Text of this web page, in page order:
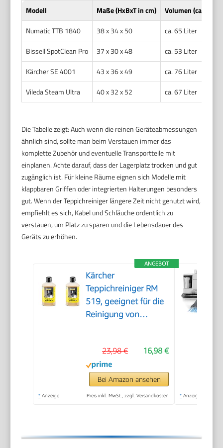
Modell Maße (HxBxT in cm) Volumen (ca.)
Numatic TTB 1840
38 x 34 x 50 ca. 65 Liter
Bissell SpotClean Pro
37 x 30 x 48 ca. 53 Liter
Kärcher SE 4001
43 x 36 x 49 ca. 76 Liter
Vileda Steam Ultra
40 x 32 x 52 ca. 67 Liter
Die Tabelle zeigt: Auch wenn die reinen Geräteabmessungen
ähnlich sind, sollte man beim Verstauen immer das
komplette Zubehör und eventuelle Transportteile mit
einplanen. Achte darauf, dass der Lagerplatz trocken und gut
zugänglich ist. Für kleine Räume eignen sich Modelle mit
klappbaren Griffen oder integrierten Halterungen besonders
gut. Wenn der Teppichreiniger längere Zeit nicht genutzt wird,
empfiehlt es sich, Kabel und Schläuche ordentlich zu
verstauen, um Platz zu sparen und die Lebensdauer des
Geräts zu erhöhen.
ANGEBOT
Kärcher
Teppichreiniger RM
519, geeignet für die
Reinigung von
etc., 1l Konzentrat
ergeben verdünnt 40l
Reinigungsmittel
(Packung mit 2)
16,98 €
23,98 €
Bei Amazon ansehen
* Anzeige Preis inkl. MwSt., zzgl. Versandkosten * Anzeige